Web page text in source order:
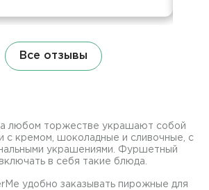
Все отзывы
любом торжестве украшают собой
с кремом, шоколадные и сливочные, с
украшениями. Фуршетный
в себя такие блюда.
удобно заказывать пирожные для